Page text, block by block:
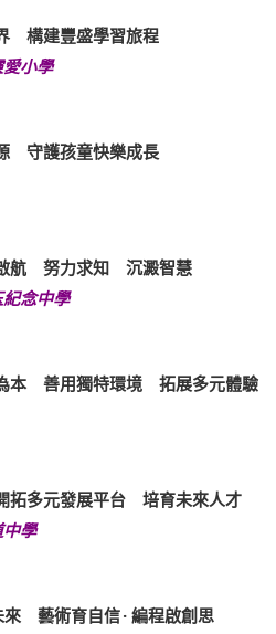
構建豐盛學習旅程
小學
守護孩童快樂成長
航 努力求知 沉澱智慧
念中學
本 善用獨特環境 拓展多元體驗
多元發展平台 培育未來人才
學
來 藝術育自信 · 編程啟創思